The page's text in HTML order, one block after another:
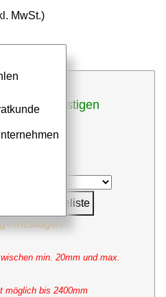
MwSt.)
günstigen
in Anfrageliste
hinzufügen
min. 20mm und max.
möglich bis 2400mm